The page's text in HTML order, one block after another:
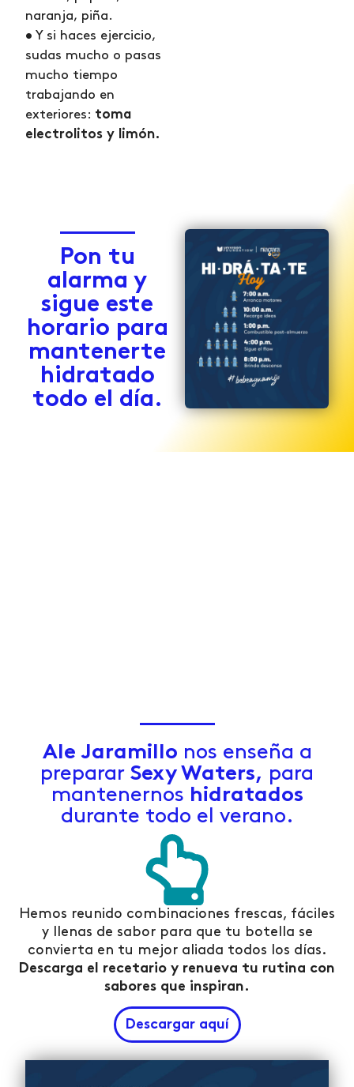
naranja, piña.
• Y si haces ejercicio,
sudas mucho o pasas
mucho tiempo
trabajando en
exteriores: toma
electrolitos y limón.
Pon tu
alarma y
sigue este
horario para
mantenerte
hidratado
todo el día.
Ale Jaramillo nos enseña a
preparar Sexy Waters, para
mantenernos hidratados
durante todo el verano.
Hemos reunido combinaciones frescas, fáciles
y llenas de sabor para que tu botella se
convierta en tu mejor aliada todos los días.
Descarga el recetario y renueva tu rutina con
sabores que inspiran.
Descargar aquí